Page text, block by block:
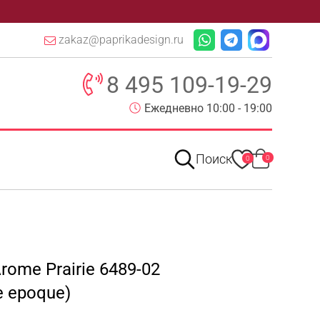
zakaz@paprikadesign.ru
8 495 109-19-29
Ежедневно 10:00 - 19:00
Поиск 0 0
Prairie 6489-02
epoque)